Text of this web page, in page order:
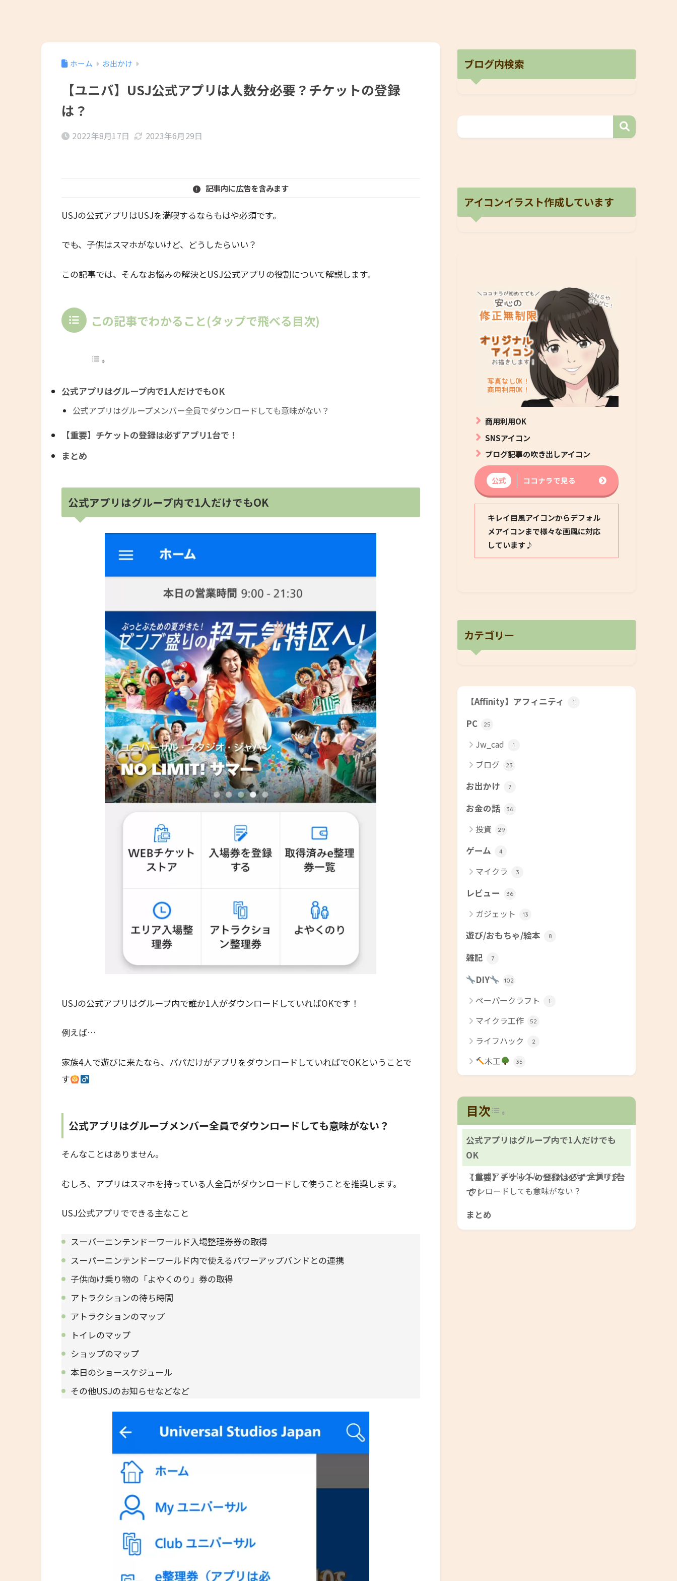
ホーム お出かけ
【ユニバ】USJ公式アプリは人数分必要？チケットの登録
は？
2022年8月17日 2023年6月29日
記事内に広告を含みます
USJの公式アプリはUSJを満喫するならもはや必須です。
でも、子供はスマホがないけど、どうしたらいい？
この記事では、そんなお悩みの解決とUSJ公式アプリの役割について解説します。
この記事でわかること(タップで飛べる目次)
公式アプリはグループ内で1人だけでもOK
公式アプリはグループメンバー全員でダウンロードしても意味がない？
【重要】チケットの登録は必ずアプリ1台で！
まとめ
公式アプリはグループ内で1人だけでもOK
USJの公式アプリはグループ内で誰か1人がダウンロードしていればOKです！
例えば…
家族4人で遊びに来たなら、パパだけがアプリをダウンロードしていればでOKということで
す
公式アプリはグループメンバー全員でダウンロードしても意味がない？
そんなことはありません。
むしろ、アプリはスマホを持っている人全員がダウンロードして使うことを推奨します。
USJ公式アプリでできる主なこと
スーパーニンテンドーワールド入場整理券券の取得
スーパーニンテンドーワールド内で使えるパワーアップバンドとの連携
子供向け乗り物の「よやくのり」券の取得
アトラクションの待ち時間
アトラクションのマップ
トイレのマップ
ショップのマップ
本日のショースケジュール
その他USJのお知らせなどなど
ブログ内検索
アイコンイラスト作成しています
商用利用OK
SNSアイコン
ブログ記事の吹き出しアイコン
公式 ココナラで見る
キレイ目風アイコンからデフォル
メアイコンまで様々な画風に対応
しています♪
カテゴリー
【Affinity】アフィニティ 1
PC 25
Jw_cad 1
ブログ 23
お出かけ 7
お金の話 36
投資 29
ゲーム 4
マイクラ 3
レビュー 36
ガジェット 13
遊び/おもちゃ/絵本 8
雑記 7
DIY 102
ペーパークラフト 1
マイクラ工作 52
ライフハック 2
木工 35
目次Toggle Table of Content
公式アプリはグループ内で1人だけでも
OK
公式アプリはグループメンバー全員でダ
ウンロードしても意味がない？
【重要】チケットの登録は必ずアプリ1台
で！
まとめ